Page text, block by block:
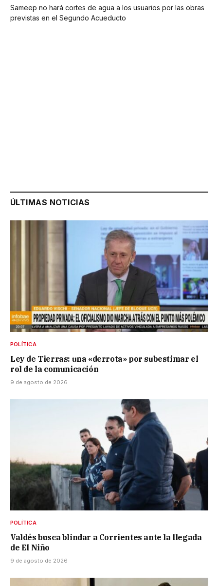
Sameep no hará cortes de agua a los usuarios por las obras
previstas en el Segundo Acueducto
ÚLTIMAS NOTICIAS
POLÍTICA
Ley de Tierras: una «derrota» por subestimar el
rol de la comunicación
9 de agosto de 2026
POLÍTICA
Valdés busca blindar a Corrientes ante la llegada
de El Niño
9 de agosto de 2026